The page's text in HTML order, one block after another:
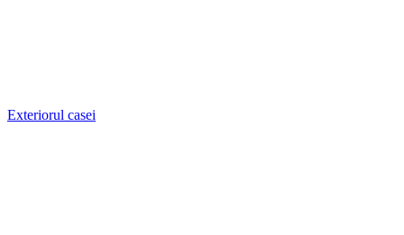
Exteriorul casei